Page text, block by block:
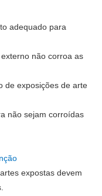
adequado para
não corroa as
de exposições de arte
não sejam corroídas
expostas devem